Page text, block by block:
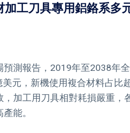
工刀具專用鋁鉻系多
預測報告，2019年至2038年
元，新機使用複合材料占比
加工用刀具相對耗損嚴重，
能。